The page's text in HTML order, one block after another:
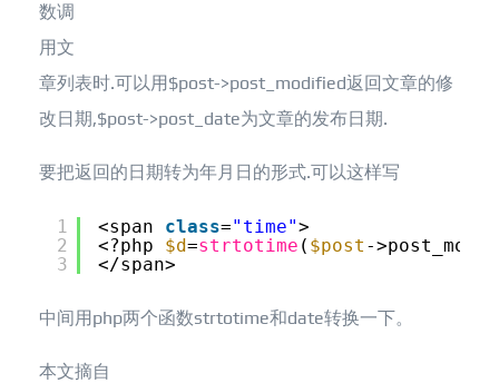
数调
用文
章列表时.可以用$post->post_modified返回文章的修
改日期,$post->post_date为文章的发布日期.
要把返回的日期转为年月日的形式.可以这样写
1
2
3
<span class="time">
<?php $d=strtotime ( $post -
</span>
中间用php两个函数strtotime和date转换一下。
本文摘自